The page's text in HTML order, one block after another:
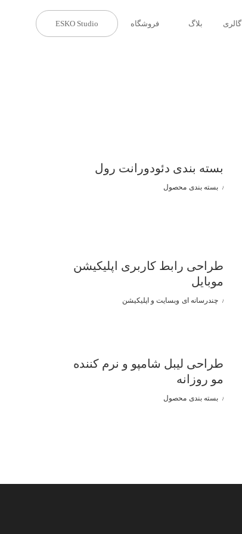
گالری بلاگ فروشگاه ESKO Studio
بسته بندی دئودورانت رول
بسته بندی محصول
طراحی رابط کاربری اپلیکیشن
موبایل
چندرسانه ای وبسایت و اپلیکیشن
طراحی لیبل شامپو و نرم کننده
مو روزانه
بسته بندی محصول